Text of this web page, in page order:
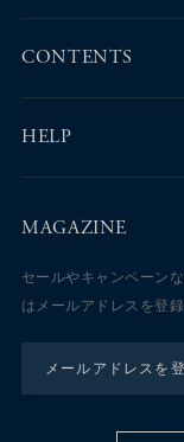
CONTENTS
HELP
MAGAZINE
セールやキャンペーン
はメールアドレスを登